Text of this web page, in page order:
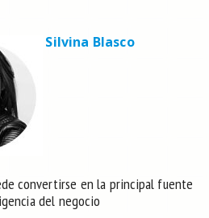
Silvina Blasco
convertirse en la principal fuente
del negocio